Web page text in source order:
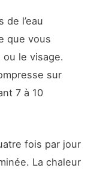
l’eau
que vous
le visage.
sur
7 à 10
fois par jour
La chaleur